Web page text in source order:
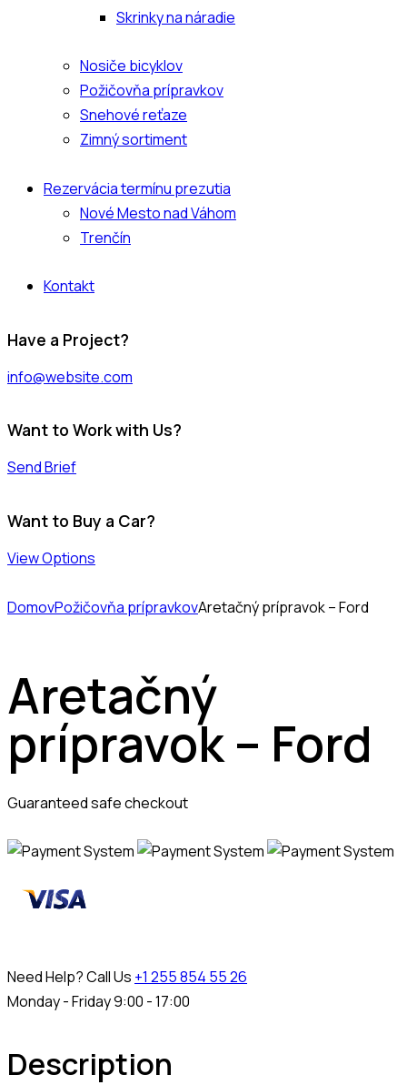
Skrinky na náradie
Nosiče bicyklov
Požičovňa prípravkov
Snehové reťaze
Zimný sortiment
Rezervácia termínu prezutia
Nové Mesto nad Váhom
Trenčín
Kontakt
facebook-
instagram
Have a Project?
info@website.com
Want to Work with Us?
Send Brief
Want to Buy a Car?
View Options
DomovPožičovňa prípravkovAretačný prípravok – Ford
Aretačný
prípravok – Ford
Guaranteed safe checkout
Need Help? Call Us +1 255 854 55 26
Monday - Friday 9:00 - 17:00
Description